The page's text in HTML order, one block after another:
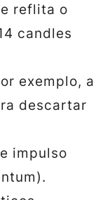
reflita o
candles
exemplo, a
descartar
impulso